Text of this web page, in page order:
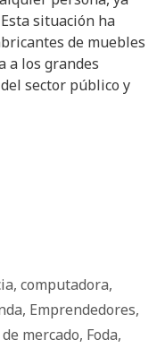
situación ha
de muebles
a los grandes
sector público y
, computadora,
, Emprendedores,
mercado, Foda,